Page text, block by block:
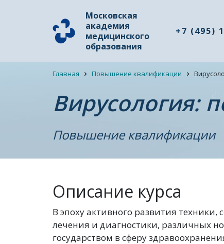
Московская
академия
медицинского
образования
+7 (495)
Главная Повышение квалификации
Вирусология:
Повышение квалификации
Описание курса
В эпоху активного развития
лечения и диагностики, различных
государством в сферу